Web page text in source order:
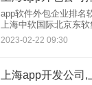
app软件外包企业排名
上海中软国际北京东
软件大连百威科技上海
北京Inspur济南软通动
2023-02-22 09:30
上海app开发公司